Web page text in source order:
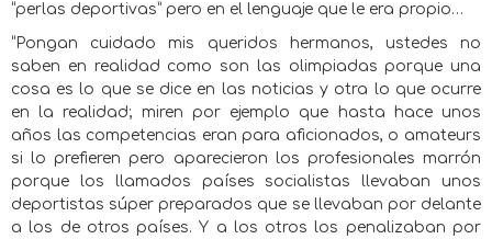
“perlas deportivas” pero en el lenguaje que le era propio…
“Pongan cuidado mis queridos hermanos, ustedes no
saben en realidad como son las olimpiadas porque una
cosa es lo que se dice en las noticias y otra lo que ocurre
en la realidad; miren por ejemplo que hasta hace unos
años las competencias eran para aficionados, o amateurs
si lo prefieren pero aparecieron los profesionales marrón
porque los llamados países socialistas llevaban unos
deportistas súper preparados que se llevaban por delante
a los de otros países. Y a los otros los penalizaban por